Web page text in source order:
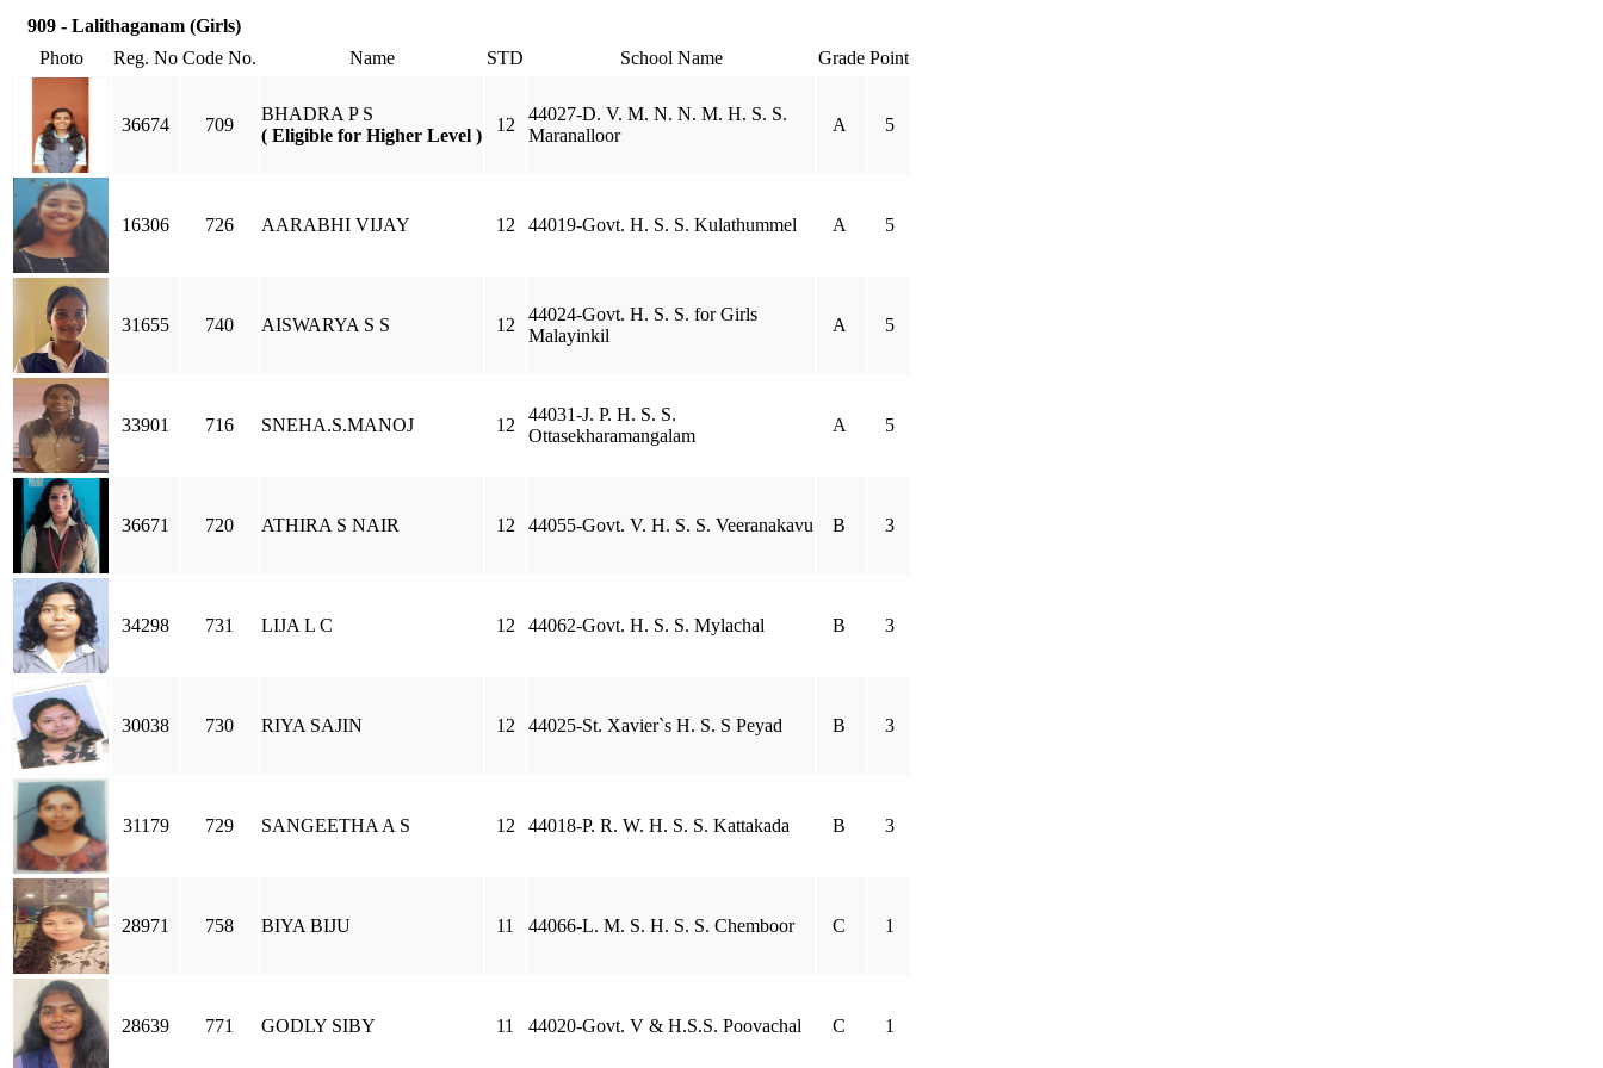
909 - Lalithaganam (Girls)
Photo
Reg. No Code No. Name STD School Name Grade Point
36674 709
BHADRA P S
( Eligible for Higher Level )
12
44027-D. V. M. N. N. M. H. S. S.
Maranalloor
A 5
16306 726 AARABHI VIJAY 12 44019-Govt. H. S. S. Kulathummel A 5
31655 740 AISWARYA S S 12
44024-Govt. H. S. S. for Girls
Malayinkil
A 5
33901 716 SNEHA.S.MANOJ 12
44031-J. P. H. S. S.
Ottasekharamangalam
A 5
36671 720 ATHIRA S NAIR 12 44055-Govt. V. H. S. S. Veeranakavu B 3
34298 731 LIJA L C 12 44062-Govt. H. S. S. Mylachal B 3
30038 730 RIYA SAJIN 12 44025-St. Xavier`s H. S. S Peyad B 3
31179 729 SANGEETHA A S 12 44018-P. R. W. H. S. S. Kattakada B 3
28971 758 BIYA BIJU 11 44066-L. M. S. H. S. S. Chemboor C 1
28639 771 GODLY SIBY 11 44020-Govt. V & H.S.S. Poovachal C 1